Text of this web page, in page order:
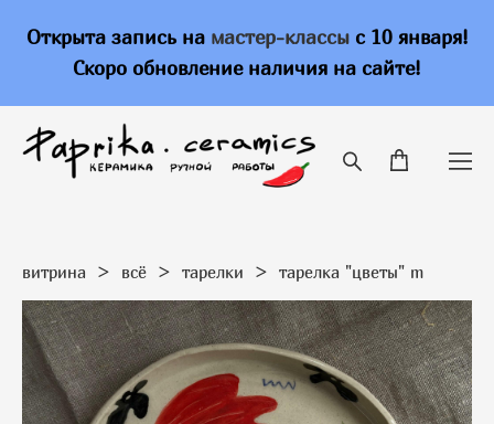
Открыта запись на мастер-классыс 10 января!
Скоро обновление наличия на сайте!
витрина > всё > тарелки > тарелка "цветы" m